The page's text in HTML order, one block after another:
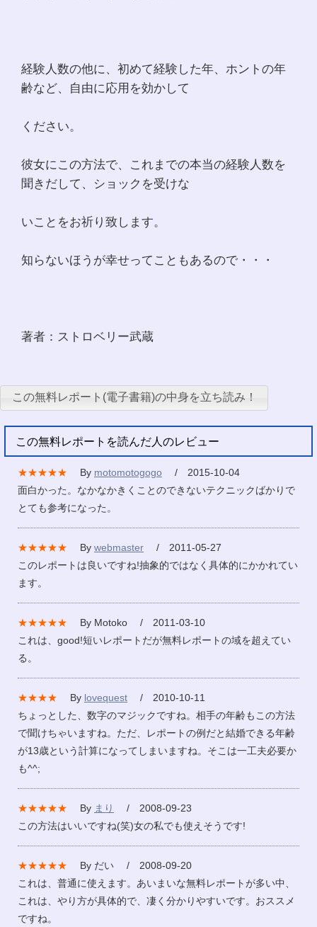
経験人数の他に、初めて経験した年、ホントの年
齢など、自由に応用を効かして
ください。
彼女にこの方法で、これまでの本当の経験人数を
聞きだして、ショックを受けな
いことをお祈り致します。
知らないほうが幸せってこともあるので・・・
著者：ストロベリー武蔵
この無料レポート(電子書籍)の中身を立ち読み！
この無料レポートを読んだ人のレビュー
★★★★★ By motomotogogo
/ 2015-10-04
面白かった。なかなかきくことのできないテクニックばかりで
とても参考になった。
★★★★★ By webmaster
/ 2011-05-27
このレポートは良いですね!抽象的ではなく具体的にかかれてい
ます。
★★★★★
By Motoko / 2011-03-10
これは、good!短いレポートだが無料レポートの域を超えてい
る。
★★★★ By lovequest
/ 2010-10-11
ちょっとした、数字のマジックですね。相手の年齢もこの方法
で聞けちゃいますね。ただ、レポートの例だと結婚できる年齢
が13歳という計算になってしまいますね。そこは一工夫必要か
も^^;
★★★★★ By まり
/ 2008-09-23
この方法はいいですね(笑)女の私でも使えそうです!
★★★★★
By だい / 2008-09-20
これは、普通に使えます。あいまいな無料レポートが多い中、
これは、やり方が具体的で、凄く分かりやすいです。おススメ
ですね。